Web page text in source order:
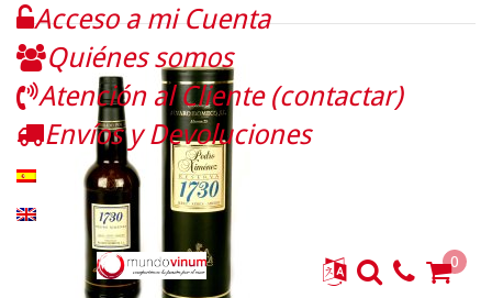
Acceso a mi Cuenta
Quiénes somos
Atención al Cliente (contactar)
Envíos y Devoluciones
0